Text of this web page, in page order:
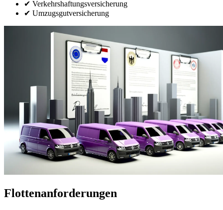
✔ Verkehrshaftungsversicherung
✔ Umzugsgutversicherung
Flottenanforderungen